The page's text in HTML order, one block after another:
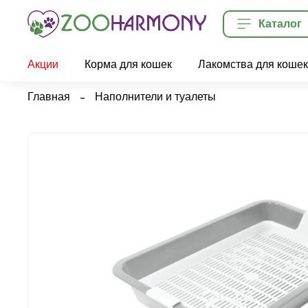
Каталог
Акции Корма для кошек Лакомства для кошек
Главная Наполнители и туалеты